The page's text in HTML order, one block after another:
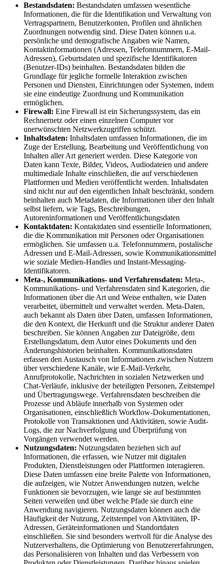
Bestandsdaten: Bestandsdaten umfassen wesentliche
Informationen, die für die Identifikation und Verwaltung von
Vertragspartnern, Benutzerkonten, Profilen und ähnlichen
Zuordnungen notwendig sind. Diese Daten können u.a.
persönliche und demografische Angaben wie Namen,
Kontaktinformationen (Adressen, Telefonnummern, E-Mail-
Adressen), Geburtsdaten und spezifische Identifikatoren
(Benutzer-IDs) beinhalten. Bestandsdaten bilden die
Grundlage für jegliche formelle Interaktion zwischen
Personen und Diensten, Einrichtungen oder Systemen, indem
sie eine eindeutige Zuordnung und Kommunikation
ermöglichen.
Firewall: Eine Firewall ist ein Sicherungssystem, das ein
Rechnernetz oder einen einzelnen Computer vor
unerwünschten Netzwerkzugriffen schützt.
Inhaltsdaten: Inhaltsdaten umfassen Informationen, die im
Zuge der Erstellung, Bearbeitung und Veröffentlichung von
Inhalten aller Art generiert werden. Diese Kategorie von
Daten kann Texte, Bilder, Videos, Audiodateien und andere
multimediale Inhalte einschließen, die auf verschiedenen
Plattformen und Medien veröffentlicht werden. Inhaltsdaten
sind nicht nur auf den eigentlichen Inhalt beschränkt, sondern
beinhalten auch Metadaten, die Informationen über den Inhalt
selbst liefern, wie Tags, Beschreibungen,
Autoreninformationen und Veröffentlichungsdaten
Kontaktdaten: Kontaktdaten sind essentielle Informationen,
die die Kommunikation mit Personen oder Organisationen
ermöglichen. Sie umfassen u.a. Telefonnummern, postalische
Adressen und E-Mail-Adressen, sowie Kommunikationsmittel
wie soziale Medien-Handles und Instant-Messaging-
Identifikatoren.
Meta-, Kommunikations- und Verfahrensdaten: Meta-,
Kommunikations- und Verfahrensdaten sind Kategorien, die
Informationen über die Art und Weise enthalten, wie Daten
verarbeitet, übermittelt und verwaltet werden. Meta-Daten,
auch bekannt als Daten über Daten, umfassen Informationen,
die den Kontext, die Herkunft und die Struktur anderer Daten
beschreiben. Sie können Angaben zur Dateigröße, dem
Erstellungsdatum, dem Autor eines Dokuments und den
Änderungshistorien beinhalten. Kommunikationsdaten
erfassen den Austausch von Informationen zwischen Nutzern
über verschiedene Kanäle, wie E-Mail-Verkehr,
Anrufprotokolle, Nachrichten in sozialen Netzwerken und
Chat-Verläufe, inklusive der beteiligten Personen, Zeitstempel
und Übertragungswege. Verfahrensdaten beschreiben die
Prozesse und Abläufe innerhalb von Systemen oder
Organisationen, einschließlich Workflow-Dokumentationen,
Protokolle von Transaktionen und Aktivitäten, sowie Audit-
Logs, die zur Nachverfolgung und Überprüfung von
Vorgängen verwendet werden.
Nutzungsdaten: Nutzungsdaten beziehen sich auf
Informationen, die erfassen, wie Nutzer mit digitalen
Produkten, Dienstleistungen oder Plattformen interagieren.
Diese Daten umfassen eine breite Palette von Informationen,
die aufzeigen, wie Nutzer Anwendungen nutzen, welche
Funktionen sie bevorzugen, wie lange sie auf bestimmten
Seiten verweilen und über welche Pfade sie durch eine
Anwendung navigieren. Nutzungsdaten können auch die
Häufigkeit der Nutzung, Zeitstempel von Aktivitäten, IP-
Adressen, Geräteinformationen und Standortdaten
einschließen. Sie sind besonders wertvoll für die Analyse des
Nutzerverhaltens, die Optimierung von Benutzererfahrungen,
das Personalisieren von Inhalten und das Verbessern von